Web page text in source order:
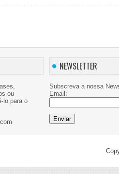
ou
lo para o
NEWSLETTER
Subscreva a nossa
Email: